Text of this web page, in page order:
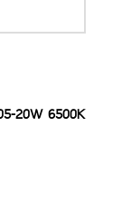
20W 6500K